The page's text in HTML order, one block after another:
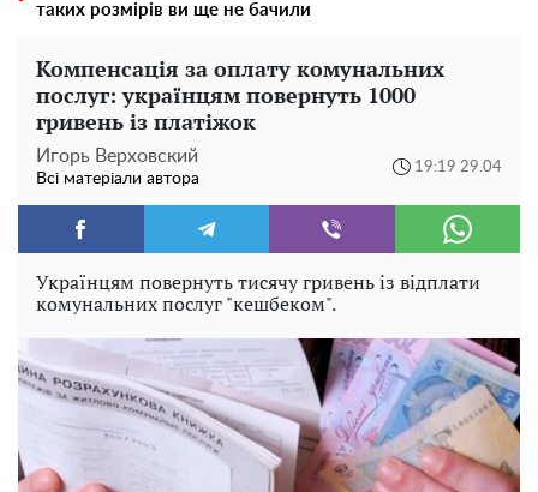
таких розмірів ви ще не бачили
Компенсація за оплату комунальних
послуг: українцям повернуть 1000
гривень із платіжок
Игорь Верховский
Всі матеріали автора
19:19 29.04
Українцям повернуть тисячу гривень із відплати
комунальних послуг "кешбеком".